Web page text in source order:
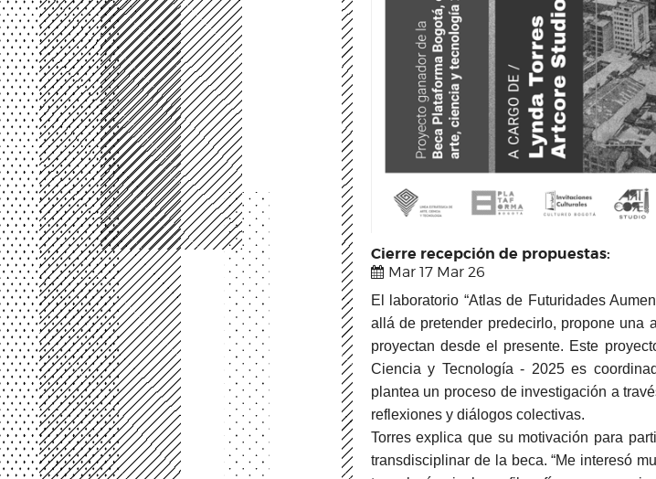
Cierre recepción de propuestas:
Mar 17 Mar 26
El laboratorio “Atlas de Futuridades
allá de pretender predecirlo, propone una
proyectan desde el presente. Este
Ciencia y Tecnología - 2025 es
plantea un proceso de investigación a
reflexiones y diálogos colectivas.
Torres explica que su motivación para
transdisciplinar de la beca. “Me interesó